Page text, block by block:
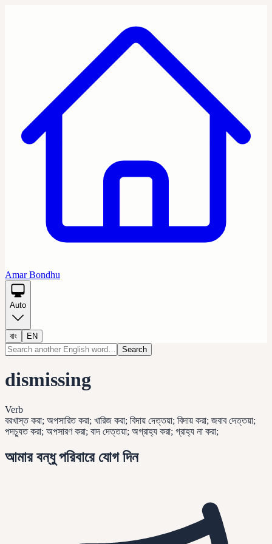
Amar Bondhu
Auto
বাং
EN
Search
dismissing
Verb
বরখাস্ত করা; অপসারিত করা; খারিজ করা; বিদায় দেত্তয়া; বিদায় করা; জবাব দেত্তয়া;
পদচু্যত করা; অপসারণ করা; বাদ দেত্তয়া; অগ্রাহ্য করা; গ্রাহ্য না করা;
আমার বন্ধু পরিবারে যোগ দিন